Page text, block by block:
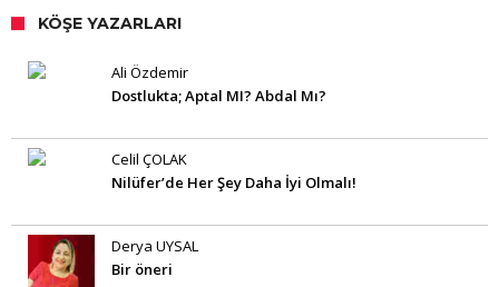
KÖŞE YAZARLARI
Ali Özdemir
Dostlukta; Aptal MI? Abdal Mı?
Celil ÇOLAK
Nilüfer’de Her Şey Daha İyi Olmalı!
Derya UYSAL
Bir öneri